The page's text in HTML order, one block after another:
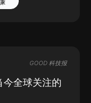
GOOD 科技报
全球关注的